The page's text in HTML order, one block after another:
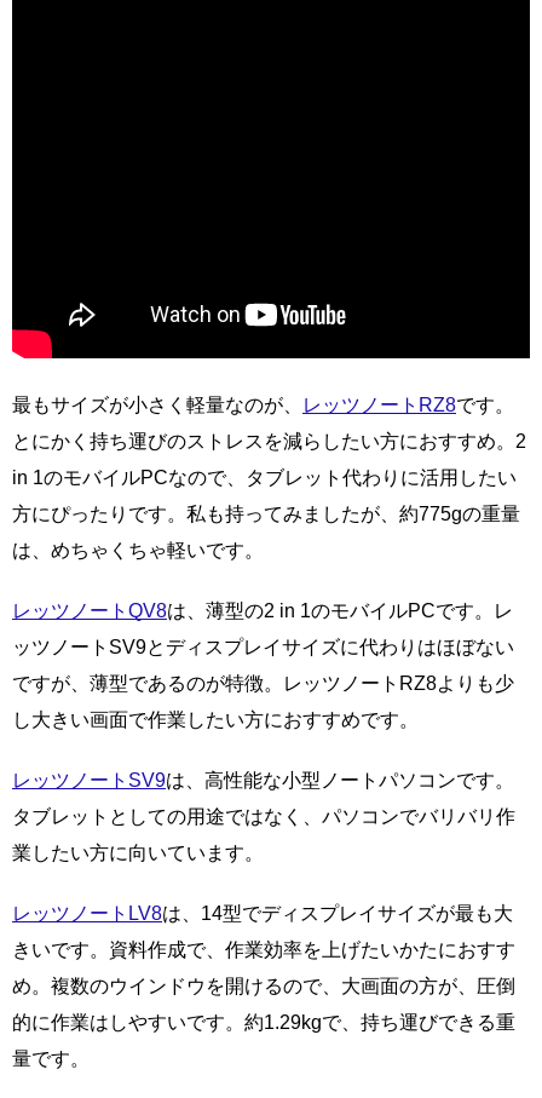
最もサイズが小さく軽量なのが、 レッツノートRZ8です。
とにかく持ち運びのストレスを減らしたい方におすすめ。2
in 1のモバイルPCなので、タブレット代わりに活用したい
方にぴったりです。私も持ってみましたが、約775gの重量
は、めちゃくちゃ軽いです。
レッツノートQV8は、薄型の2 in 1のモバイルPCです。レ
ッツノートSV9とディスプレイサイズに代わりはほぼない
ですが、薄型であるのが特徴。レッツノートRZ8よりも少
し大きい画面で作業したい方におすすめです。
レッツノートSV9は、高性能な小型ノートパソコンです。
タブレットとしての用途ではなく、パソコンでバリバリ作
業したい方に向いています。
レッツノートLV8は、14型でディスプレイサイズが最も大
きいです。資料作成で、作業効率を上げたいかたにおすす
め。複数のウインドウを開けるので、大画面の方が、圧倒
的に作業はしやすいです。約1.29kgで、持ち運びできる重
量です。